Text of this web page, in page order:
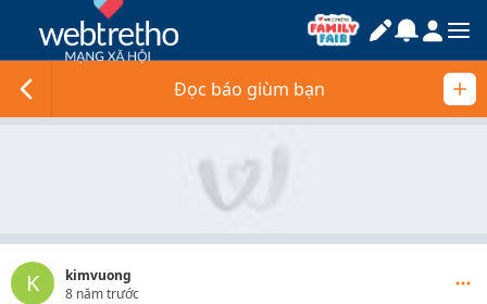
Đọc báo giùm bạn
K
kimvuong
8 năm trước